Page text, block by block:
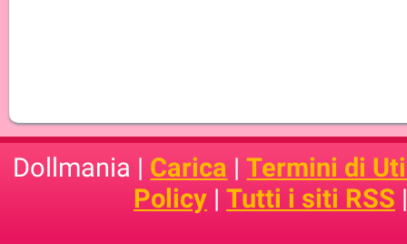
Dollmania | Carica |Termini di
Policy | Tutti i siti RSS